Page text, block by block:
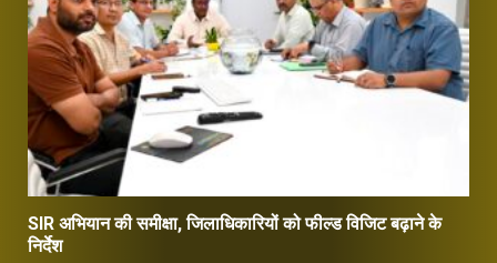
SIR अभियान की समीक्षा, जिलाधिकारियों को फील्ड विजिट बढ़ाने के
निर्देश